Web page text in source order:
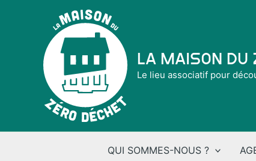
La Maison
Le lieu associatif pour
QUI SOMMES-NOUS ?